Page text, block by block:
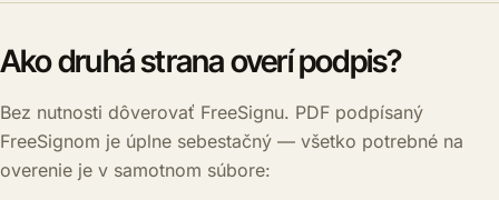
Ako druhá strana overí podpis?
Bez nutnosti dôverovať FreeSignu. PDF podpísaný
FreeSignom je úplne sebestačný — všetko potrebné na
overenie je v samotnom súbore: